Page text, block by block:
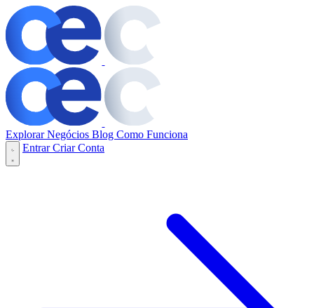
Explorar Negócios Blog Como Funciona
EntrarCriar Conta